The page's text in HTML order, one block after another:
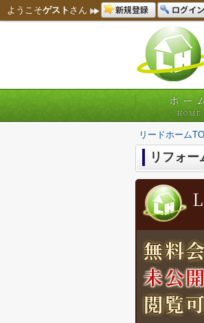
ようこそゲスト さん 新規登録 ログイン
ホー
HOME
リードホーム
リフォ
無料
未公
閲覧